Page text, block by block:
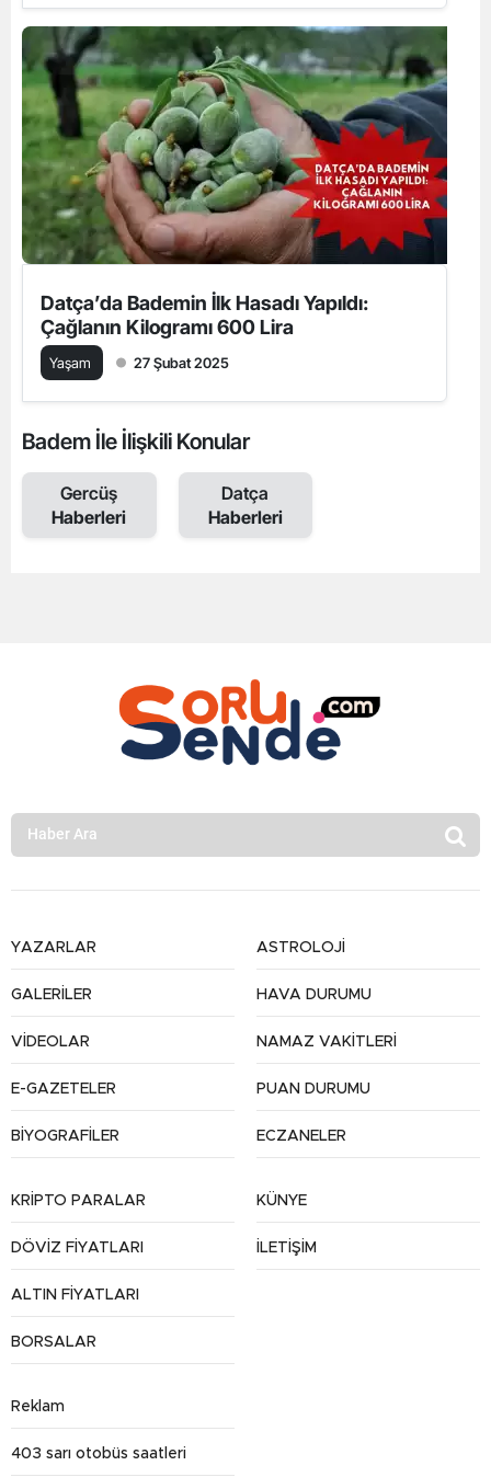
Datça’da Bademin İlk Hasadı Yapıldı:
Çağlanın Kilogramı 600 Lira
Yaşam 27 Şubat 2025
Badem İle İlişkili Konular
Gercüş
Haberleri
Datça
Haberleri
YAZARLAR
GALERİLER
VİDEOLAR
E-GAZETELER
BİYOGRAFİLER
ASTROLOJİ
HAVA DURUMU
NAMAZ VAKİTLERİ
PUAN DURUMU
ECZANELER
KRİPTO PARALAR
DÖVİZ FİYATLARI
ALTIN FİYATLARI
BORSALAR
KÜNYE
İLETİŞİM
Reklam
403 sarı otobüs saatleri